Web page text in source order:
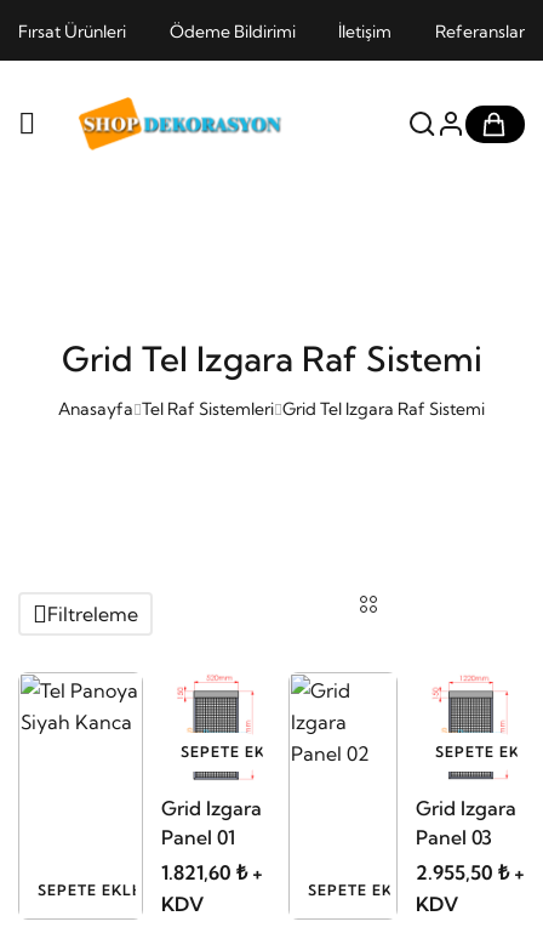
Fırsat Ürünleri Ödeme Bildirimi İletişim Referanslar
Grid Tel Izgara Raf Sistemi
Anasayfa Tel Raf Sistemleri Grid Tel Izgara Raf Sistemi
Filtreleme
SEPETE EKLE
SEPETE EKLE
Grid Izgara
Panel 01
1.821,60 ₺ +
KDV
SEPETE EKLE
SEPETE EKLE
Grid Izgara
Panel 03
2.955,50 ₺ +
KDV